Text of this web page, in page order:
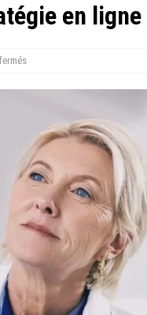
en